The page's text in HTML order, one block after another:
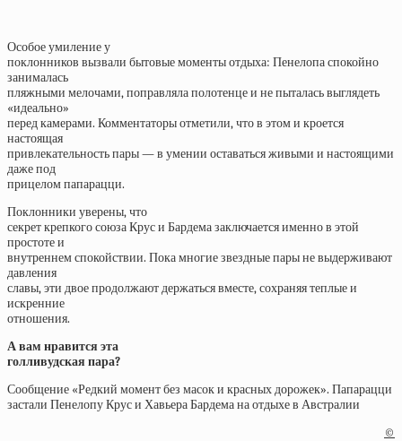
Особое умиление у
поклонников вызвали бытовые моменты отдыха: Пенелопа спокойно
занималась
пляжными мелочами, поправляла полотенце и не пыталась выглядеть
«идеально»
перед камерами. Комментаторы отметили, что в этом и кроется
настоящая
привлекательность пары — в умении оставаться живыми и настоящими
даже под
прицелом папарацци.
Поклонники уверены, что
секрет крепкого союза Крус и Бардема заключается именно в этой
простоте и
внутреннем спокойствии. Пока многие звездные пары не выдерживают
давления
славы, эти двое продолжают держаться вместе, сохраняя теплые и
искренние
отношения.
А вам нравится эта
голливудская пара?
Сообщение «Редкий момент без масок и красных дорожек». Папарацци
застали Пенелопу Крус и Хавьера Бардема на отдыхе в Австралии
©